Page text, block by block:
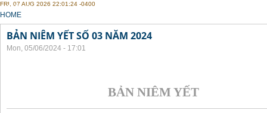
BUSINESS
FRI, 07 AUG 2026 22:01:24 -0400
YOU ARE HERE
HOME
BẢN NIÊM YẾT SỐ 03 NĂM 2024
Mon, 05/06/2024 - 17:01
BẢN NIÊM YẾT